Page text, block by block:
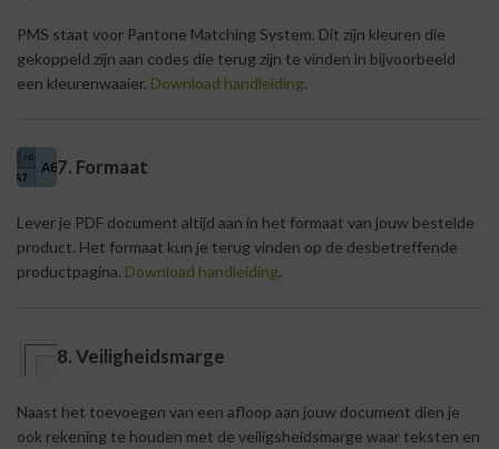
PMS staat voor Pantone Matching System. Dit zijn kleuren die
gekoppeld zijn aan codes die terug zijn te vinden in bijvoorbeeld
een kleurenwaaier. Download handleiding.
7. Formaat
Lever je PDF document altijd aan in het formaat van jouw bestelde
product. Het formaat kun je terug vinden op de desbetreffende
productpagina. Download handleiding.
8. Veiligheidsmarge
Naast het toevoegen van een afloop aan jouw document dien je
ook rekening te houden met de veiligsheidsmarge waar teksten en